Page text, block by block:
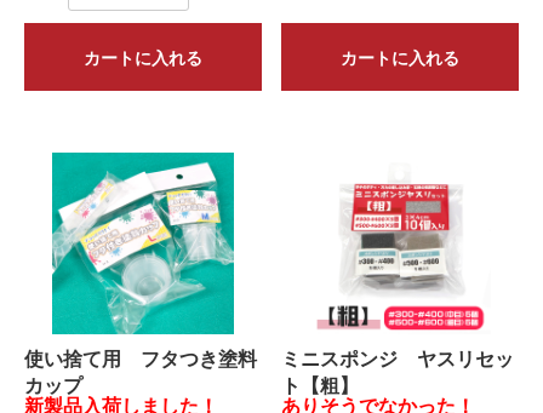
カートに入れる カートに入れる
使い捨て用 フタつき塗料
カップ
新製品入荷しました！
ミニスポンジ ヤスリセッ
ト【粗】
ありそうでなかった！